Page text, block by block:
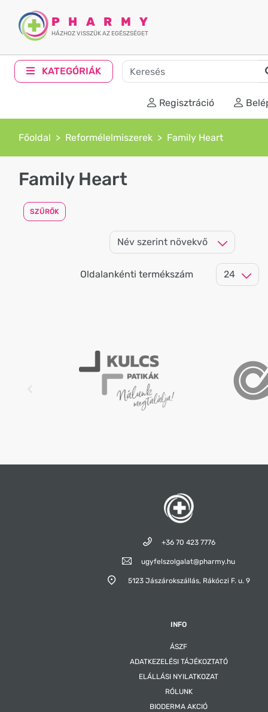
PHARMY
HÁZHOZ VISSZÜK AZ EGÉSZSÉGET
KATEGÓRIÁK
Regisztráció
Főoldal Reformélelmiszerek Family Heart
Family Heart
SZŰRŐK
Oldalankénti termékszám
+36 70 423 7776
ugyfelszolgalat@pharmy.hu
5123 Jászárokszállás, Rákóczi F. u. 9
INFO
ÁSZF
ADATKEZELÉSI TÁJÉKOZTATÓ
ELÁLLÁSI NYILATKOZAT
RÓLUNK
BIODERMA AKCIÓ